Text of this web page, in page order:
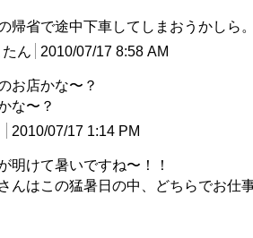
帰省で途中下車してしまおうかしら
ん
2010/07/17 8:58 AM
お店かな〜？
な〜？
2010/07/17 1:14 PM
明けて暑いですね〜！！
んはこの猛暑日の中、どちらでお仕